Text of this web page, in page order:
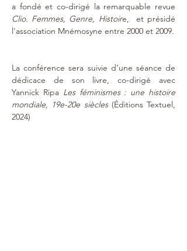
Clio. Femmes, Genre, Histoire,  et présidé
l'association Mnémosyne entre 2000 et 2009.
La conférence sera suivie d’une séance de
dédicace de son livre, co-dirigé avec
Yannick Ripa Les féminismes : une histoire
mondiale, 19e-20e siècles (Éditions Textuel,
2024)